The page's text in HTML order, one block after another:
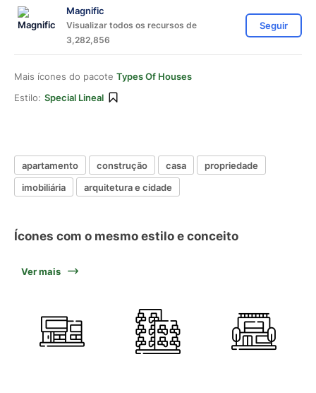
Magnific
Visualizar todos os recursos de
3,282,856
Seguir
Mais ícones do pacote Types Of Houses
Estilo: Special Lineal
apartamento construção casa
propriedade
imobiliária
arquitetura e cidade
Ícones com o mesmo estilo e conceito
Ver mais